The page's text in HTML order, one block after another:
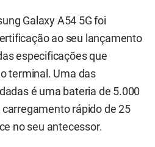
Galaxy A54 5G foi
ao seu lançamento
especificações que
terminal. Uma das
é uma bateria de 5.000
rápido de 25
no seu antecessor.